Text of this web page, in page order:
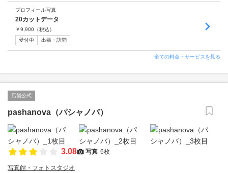
プロフィール写真
20カットデータ
￥9,900 （税込）
受付中
出張・訪問
全ての料金・サービスを見る
店舗公式
pashanova（パシャノバ）
3.08 写真 6枚
写真館・フォトスタジオ